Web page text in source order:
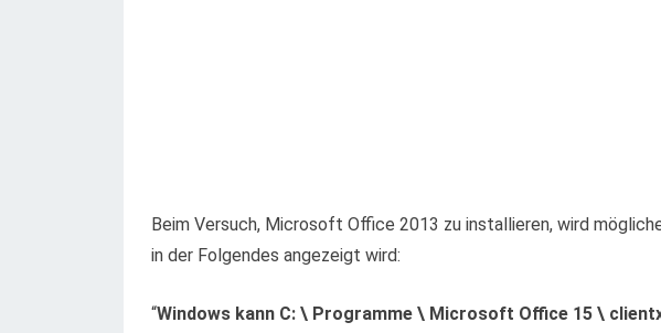
Beim Versuch, Microsoft Office 2013 zu installieren, wird
in der Folgendes angezeigt wird:
“Windows kann C: \ Programme \ Microsoft Office 15 \